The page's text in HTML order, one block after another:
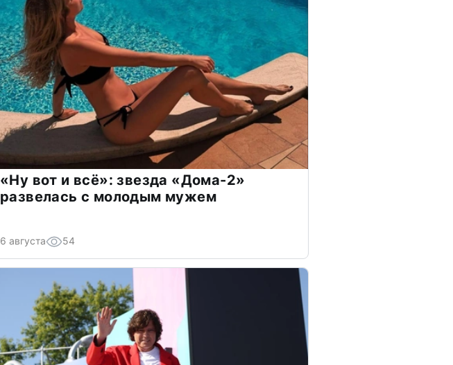
«Ну вот и всё»: звезда «Дома-2»
развелась с молодым мужем
6 августа 54